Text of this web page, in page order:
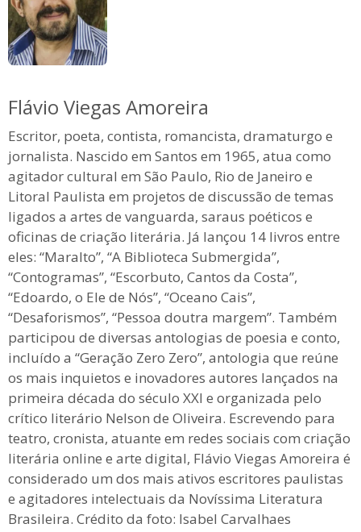
Flávio Viegas Amoreira
Escritor, poeta, contista, romancista, dramaturgo e
jornalista. Nascido em Santos em 1965, atua como
agitador cultural em São Paulo, Rio de Janeiro e
Litoral Paulista em projetos de discussão de temas
ligados a artes de vanguarda, saraus poéticos e
oficinas de criação literária. Já lançou 14 livros entre
eles: “Maralto”, “A Biblioteca Submergida”,
“Contogramas”, “Escorbuto, Cantos da Costa”,
“Edoardo, o Ele de Nós”, “Oceano Cais”,
“Desaforismos”, “Pessoa doutra margem”. Também
participou de diversas antologias de poesia e conto,
incluído a “Geração Zero Zero”, antologia que reúne
os mais inquietos e inovadores autores lançados na
primeira década do século XXI e organizada pelo
crítico literário Nelson de Oliveira. Escrevendo para
teatro, cronista, atuante em redes sociais com criação
literária online e arte digital, Flávio Viegas Amoreira é
considerado um dos mais ativos escritores paulistas
e agitadores intelectuais da Novíssima Literatura
Brasileira. Crédito da foto: Isabel Carvalhaes